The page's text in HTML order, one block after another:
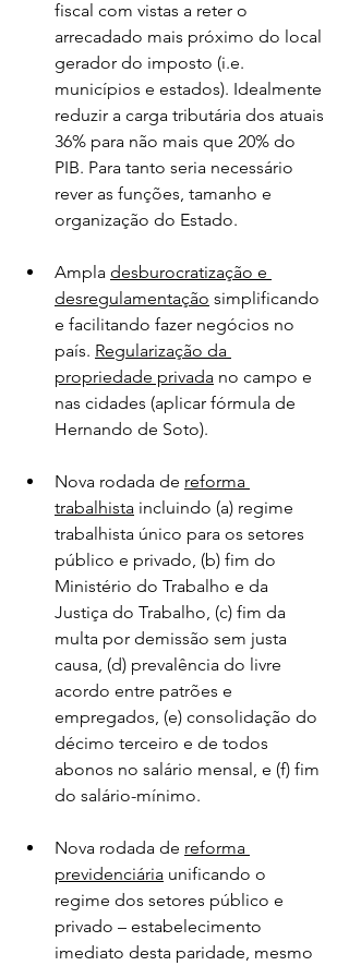
fiscal com vistas a reter o
arrecadado mais próximo do local
gerador do imposto (i.e.
municípios e estados). Idealmente
reduzir a carga tributária dos atuais
36% para não mais que 20% do
PIB. Para tanto seria necessário
rever as funções, tamanho e
organização do Estado.
Ampla desburocratização e
desregulamentação simplificando
e facilitando fazer negócios no
país. Regularização da
propriedade privada no campo e
nas cidades (aplicar fórmula de
Hernando de Soto).
Nova rodada de reforma
trabalhista incluindo (a) regime
trabalhista único para os setores
público e privado, (b) fim do
Ministério do Trabalho e da
Justiça do Trabalho, (c) fim da
multa por demissão sem justa
causa, (d) prevalência do livre
acordo entre patrões e
empregados, (e) consolidação do
décimo terceiro e de todos
abonos no salário mensal, e (f) fim
do salário-mínimo.
Nova rodada de reforma
previdenciária unificando o
regime dos setores público e
privado – estabelecimento
imediato desta paridade, mesmo